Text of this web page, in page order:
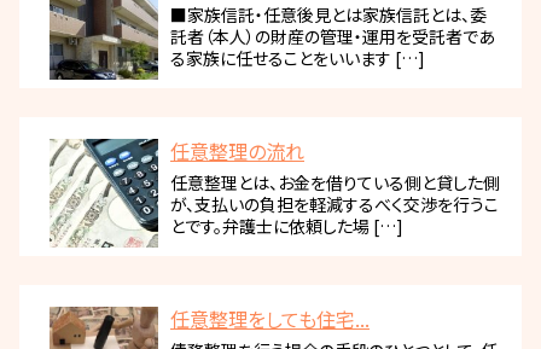
■家族信託・任意後見とは家族信託とは、委
託者（本人）の財産の管理・運用を受託者であ
る家族に任せることをいいます […]
任意整理の流れ
任意整理とは、お金を借りている側と貸した側
が、支払いの負担を軽減するべく交渉を行うこ
とです。弁護士に依頼した場 […]
任意整理をしても住宅...